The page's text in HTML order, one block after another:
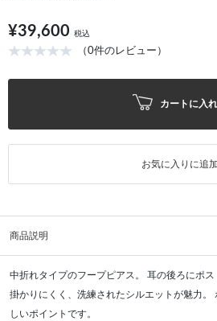
¥39,600 税込
（0件のレビュー）
カートに入
お気に入りに追加
商品説明
中折れタイプのフープピアス。 耳の後ろにポ
掛かりにくく、洗練されたシルエットが魅力。
しいポイントです。